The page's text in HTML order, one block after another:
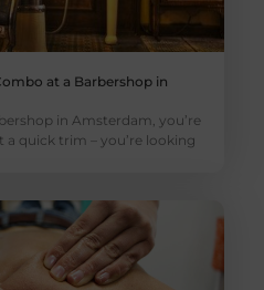
at a Barbershop in
in Amsterdam, you’re
quick trim – you’re looking